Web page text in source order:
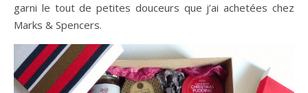
garni le tout de petites douceurs que j’ai achetées chez
Marks & Spencers.